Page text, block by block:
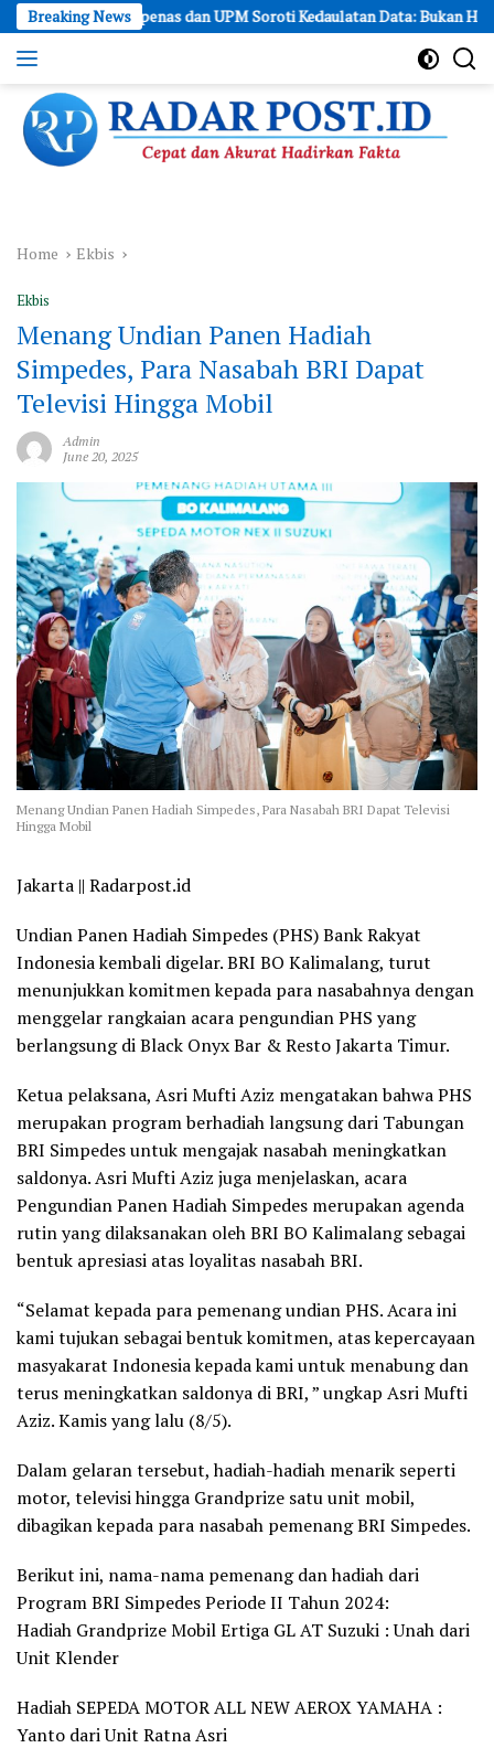
Skip
to
content
Breaking News
dan UPM Soroti Kedaulatan Data: Bukan Hanya Soal Server,
dan
Akurat
Hadirkan
Fakta
Home Ekbis
Ekbis
Menang Undian Panen Hadiah
Simpedes, Para Nasabah BRI Dapat
Televisi Hingga Mobil
Admin
June 20, 2025
Menang Undian Panen Hadiah Simpedes, Para Nasabah BRI Dapat Televisi
Hingga Mobil
Jakarta || Radarpost.id
Undian Panen Hadiah Simpedes (PHS) Bank Rakyat
Indonesia kembali digelar. BRI BO Kalimalang, turut
menunjukkan komitmen kepada para nasabahnya dengan
menggelar rangkaian acara pengundian PHS yang
berlangsung di Black Onyx Bar & Resto Jakarta Timur.
Ketua pelaksana, Asri Mufti Aziz mengatakan bahwa PHS
merupakan program berhadiah langsung dari Tabungan
BRI Simpedes untuk mengajak nasabah meningkatkan
saldonya. Asri Mufti Aziz juga menjelaskan, acara
Pengundian Panen Hadiah Simpedes merupakan agenda
rutin yang dilaksanakan oleh BRI BO Kalimalang sebagai
bentuk apresiasi atas loyalitas nasabah BRI.
“Selamat kepada para pemenang undian PHS. Acara ini
kami tujukan sebagai bentuk komitmen, atas kepercayaan
masyakarat Indonesia kepada kami untuk menabung dan
terus meningkatkan saldonya di BRI, ” ungkap Asri Mufti
Aziz. Kamis yang lalu (8/5).
Dalam gelaran tersebut, hadiah-hadiah menarik seperti
motor, televisi hingga Grandprize satu unit mobil,
dibagikan kepada para nasabah pemenang BRI Simpedes.
Berikut ini, nama-nama pemenang dan hadiah dari
Program BRI Simpedes Periode II Tahun 2024:
Hadiah Grandprize Mobil Ertiga GL AT Suzuki : Unah dari
Unit Klender
Hadiah SEPEDA MOTOR ALL NEW AEROX YAMAHA :
Yanto dari Unit Ratna Asri